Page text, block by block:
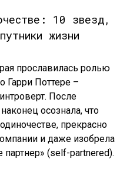
прославилась ролью
Гарри Поттере –
После
осознала, что
прекрасно
и даже изобрела
(self-partnered).